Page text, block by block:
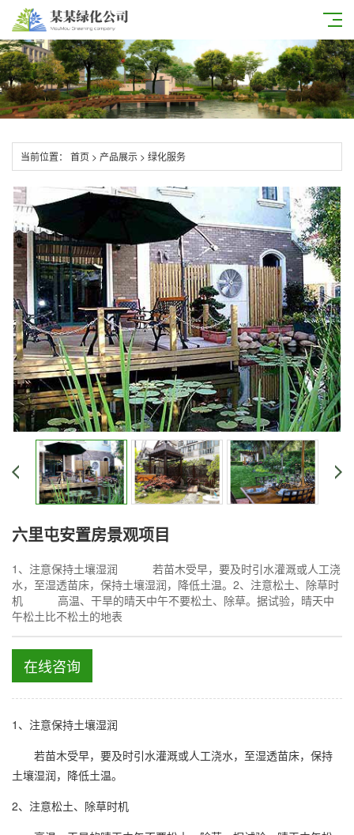
当前位置： 首页 > 产品展示 > 绿化服务
六里屯安置房景观项目
1、注意保持土壤湿润 若苗木受早，要及时引水灌溉或人工浇
水，至湿透苗床，保持土壤湿润，降低土温。2、注意松土、除草时
机 高温、干旱的晴天中午不要松土、除草。据试验，晴天中
午松土比不松土的地表
在线咨询
1、注意保持土壤湿润
若苗木受早，要及时引水灌溉或人工浇水，至湿透苗床，保持
土壤湿润，降低土温。
2、注意松土、除草时机